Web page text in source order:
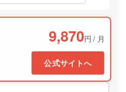
9,870円 / 月
公式サイトへ